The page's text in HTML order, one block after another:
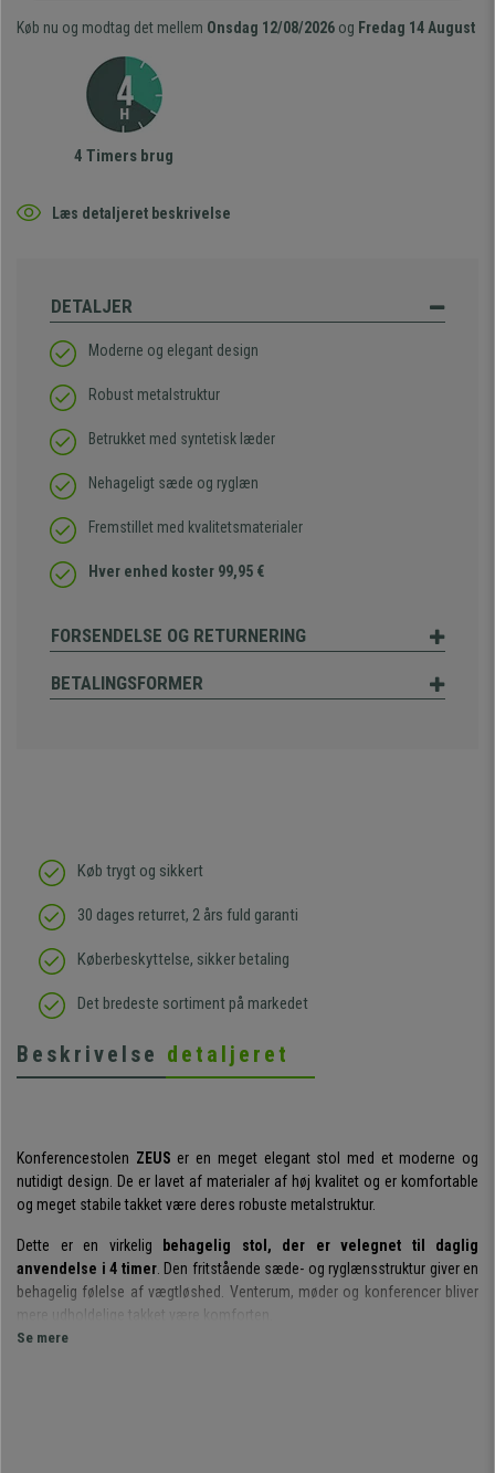
Køb nu og modtag det mellem Onsdag 12/08/2026 og Fredag 14 August
4 Timers brug
Læs detaljeret beskrivelse
DETALJER
Moderne og elegant design
Robust metalstruktur
Betrukket med syntetisk læder
Nehageligt sæde og ryglæn
Fremstillet med kvalitetsmaterialer
Hver enhed koster 99,95 €
FORSENDELSE OG RETURNERING
BETALINGSFORMER
Køb trygt og sikkert
30 dages returret, 2 års fuld garanti
Køberbeskyttelse, sikker betaling
Det bredeste sortiment på markedet
Beskrivelse detaljeret
Konferencestolen ZEUS er en meget elegant stol med et moderne og
nutidigt design. De er lavet af materialer af høj kvalitet og er komfortable
og meget stabile takket være deres robuste metalstruktur.
Dette er en virkelig
behagelig stol, der er velegnet til daglig
anvendelse i 4 timer. Den fritstående sæde- og ryglænsstruktur giver en
behagelig følelse af vægtløshed. Venterum, møder og konferencer bliver
mere udholdelige takket være komforten.
Se mere